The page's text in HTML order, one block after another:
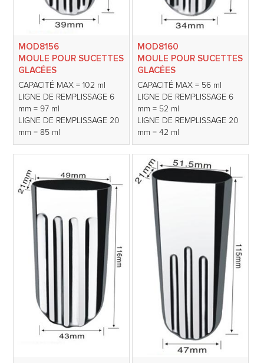
MOD8156
MOULE POUR SUCETTES
GLACÉES
CAPACITÉ MAX = 102 ml
LIGNE DE REMPLISSAGE 6
mm = 97 ml
LIGNE DE REMPLISSAGE 20
mm = 85 ml
MOD8160
MOULE POUR SUCETTES
GLACÉES
CAPACITÉ MAX = 56 ml
LIGNE DE REMPLISSAGE 6
mm = 52 ml
LIGNE DE REMPLISSAGE 20
mm = 42 ml